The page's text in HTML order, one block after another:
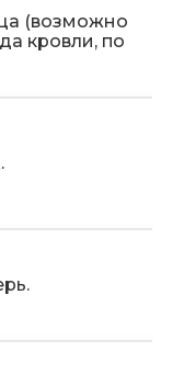
(возможно
кровли, по